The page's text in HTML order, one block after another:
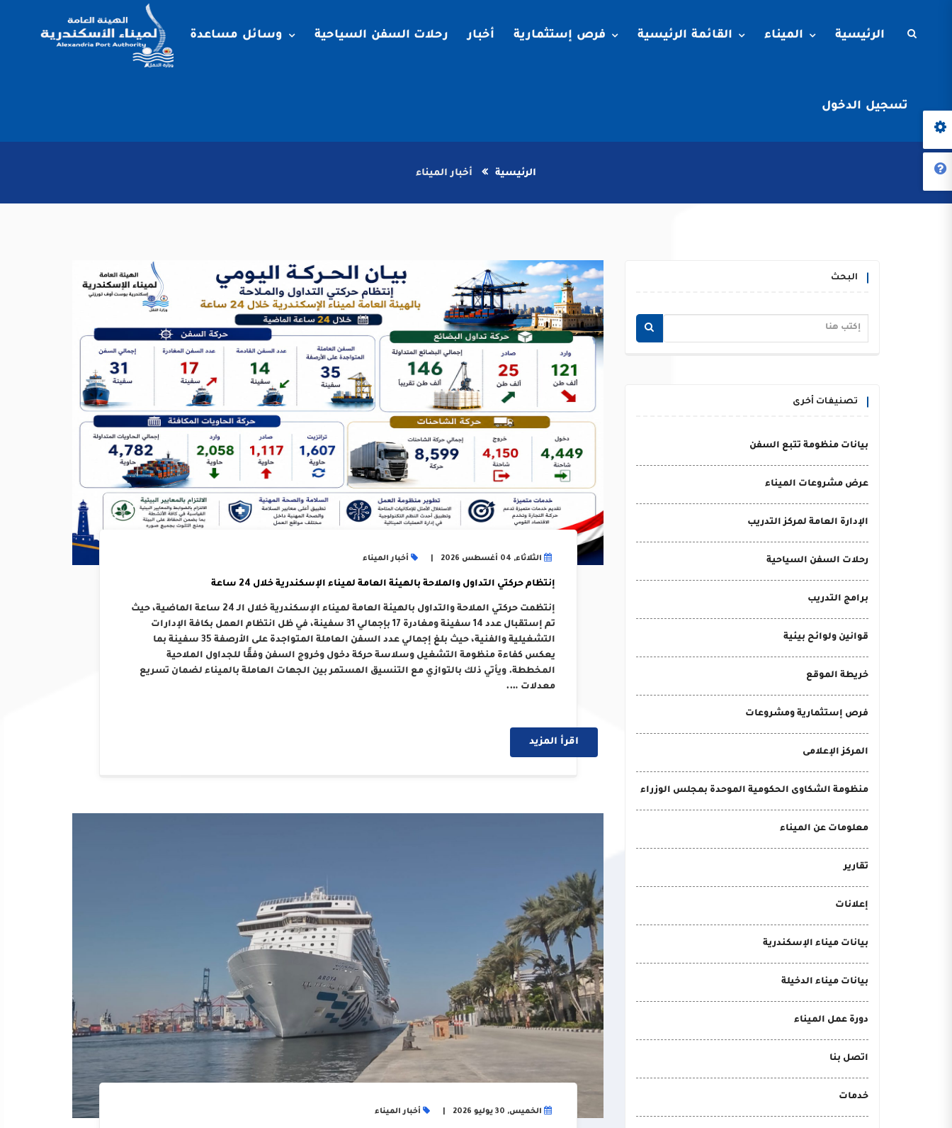
الرئيسية الميناء القائمة الرئيسية فرص إستثمارية أخبار رحلات السفن السياحية وسائل مساعدة
تسجيل الدخول
الرئيسية أخبار الميناء
البحث
تصنيفات أخرى
بيانات منظومة تتبع السفن
عرض مشروعات الميناء
الإدارة العامة لمركز التدريب
رحلات السفن السياحية
برامج التدريب
قوانين ولوائح بيئية
خريطة الموقع
فرص إستثمارية ومشروعات
المركز الإعلامى
منظومة الشكاوى الحكومية الموحدة بمجلس الوزراء
معلومات عن الميناء
تقارير
إعلانات
بيانات ميناء الإسكندرية
بيانات ميناء الدخيلة
دورة عمل الميناء
اتصل بنا
خدمات
الثلاثاء, 04 أغسطس 2026 أخبار الميناء
إنتظام حركتي التداول والملاحة بالهيئة العامة لميناء الإسكندرية خلال 24 ساعة
إنتظمت حركتي الملاحة والتداول بالهيئة العامة لميناء الإسكندرية خلال الـ 24 ساعة الماضية، حيث
تم إستقبال عدد 14 سفينة ومغادرة 17 بإجمالي 31 سفينة، في ظل انتظام العمل بكافة الإدارات
التشغيلية والفنية، حيث بلغ إجمالي عدد السفن العاملة المتواجدة على الأرصفة 35 سفينة بما
يعكس كفاءة منظومة التشغيل وسلاسة حركة دخول وخروج السفن وفقًا للجداول الملاحية
المخططة. ويأتي ذلك بالتوازي مع التنسيق المستمر بين الجهات العاملة بالميناء لضمان تسريع
معدلات ….
اقرأ المزيد
الخميس, 30 يوليو 2026 أخبار الميناء